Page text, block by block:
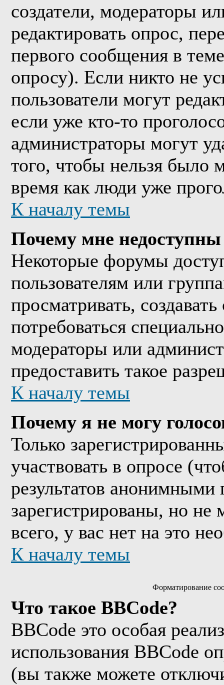
создатели, модераторы
редактировать опрос,
первого сообщения в
опросу). Если никто не
пользователи могут
если уже кто-то
администраторы могут
того, чтобы нельзя было
время как люди уже
К началу темы
Почему мне
Некоторые форумы
пользователям или
просматривать,
потребоваться
модераторы или
предоставить такое
К началу темы
Почему я не могу
Только
участвовать в опросе
результатов
зарегистрированы, но не
всего, у вас нет на это
К началу темы
Форматирование
Что такое BBCode?
BBCode это особая
использования BBCode
(вы также можете